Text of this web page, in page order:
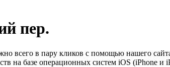
пер.
всего в пару кликов с помощью нашего
на базе операционных систем iOS (iPhone и